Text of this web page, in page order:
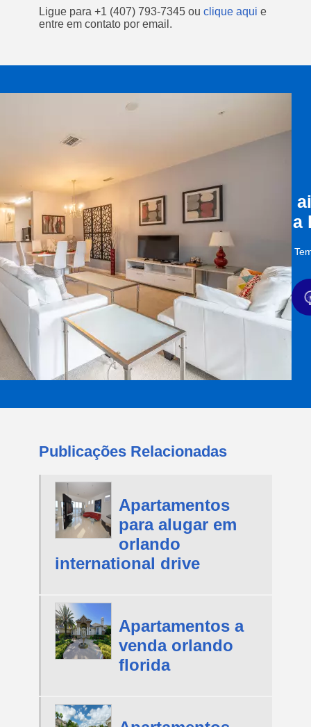
Ligue para +1 (407) 793-7345 ou clique aqui e
entre em contato por email.
a
Publicações Relacionadas
Apartamentos
para alugar em
orlando
international drive
Apartamentos a
venda orlando
florida